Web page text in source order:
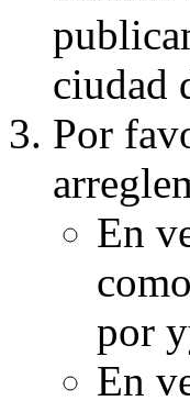
ciudad
Por
En
por
En